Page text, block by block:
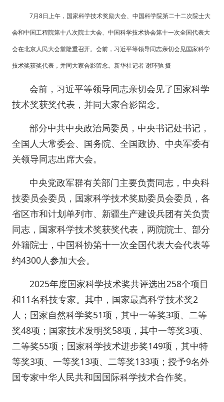
7月8日上午，国家科学技术奖励大会、中国科学院第二十二次院士大
会和中国工程院第十八次院士大会、中国科学技术协会第十一次全国代表大
会在北京人民大会堂隆重召开。会前，习近平等领导同志亲切会见国家科学
技术奖获奖代表，并同大家合影留念。新华社记者 谢环驰 摄
会前，习近平等领导同志亲切会见了国家科学
技术奖获奖代表，并同大家合影留念。
部分中共中央政治局委员，中央书记处书记，
全国人大常委会、国务院、全国政协、中央军委有
关领导同志出席大会。
中央党政军群有关部门主要负责同志，中央科
技委员会委员，国家科学技术奖励委员会委员，各
省区市和计划单列市、新疆生产建设兵团有关负责
同志，国家科学技术奖获奖代表，两院院士、部分
外籍院士，中国科协第十一次全国代表大会代表等
约4300人参加大会。
2025年度国家科学技术奖共评选出258个项目
和11名科技专家。其中，国家最高科学技术奖2
人；国家自然科学奖51项，其中一等奖3项、二等
奖48项；国家技术发明奖58项，其中一等奖3项、
二等奖55项；国家科学技术进步奖149项，其中特
等奖3项、一等奖13项、二等奖133项；授予9名外
国专家中华人民共和国国际科学技术合作奖。